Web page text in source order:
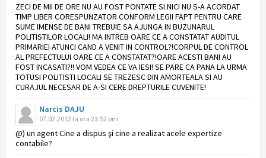
ZECI DE MII DE ORE NU AU FOST PONTATE SI NICI NU S-A ACORDAT
TIMP LIBER CORESPUNZATOR CONFORM LEGII FAPT PENTRU CARE
SUME IMENSE DE BANI TREBUIE SA AJUNGA IN BUZUNARUL
POLITISTILOR LOCALI! MA INTREB OARE CE A CONSTATAT AUDITUL
PRIMARIEI ATUNCI CAND A VENIT IN CONTROL?!CORPUL DE CONTROL
AL PREFECTULUI OARE CE A CONSTATAT?!OARE ACESTI BANI AU
FOST INCASATI?!! VOM VEDEA CE VA IESI! SE PARE CA PANA LA URMA
TOTUSI POLITISTI LOCALI SE TREZESC DIN AMORTEALA SI AU
CURAJUL NECESAR DE A-SI CERE DREPTURILE CUVENITE!
Narcis DAJU
07.02.2012 la ora 23:52 pm
@) un agent Cine a dispus şi cine a realizat acele expertize
contabile?